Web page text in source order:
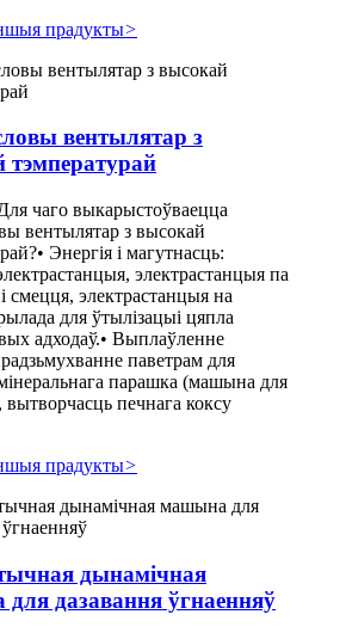
прадукты>
вентылятар з
тэмпературай
чаго выкарыстоўваецца
вентылятар з высокай
Энергія і магутнасць:
электрастанцыя па
смецця, электрастанцыя на
для ўтылізацыі цяпла
адходаў.• Выплаўленне
паветрам для
парашка (машына для
вытворчасць печнага коксу
прадукты>
дынамічная
дазавання ўгнаенняў